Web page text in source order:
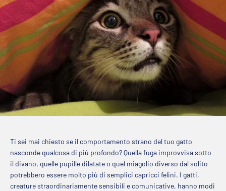
Ti sei mai chiesto se il comportamento strano del tuo gatto
nasconde qualcosa di più profondo? Quella fuga improvvisa sotto
il divano, quelle pupille dilatate o quel miagolio diverso dal solito
potrebbero essere molto più di semplici capricci felini. I gatti,
creature straordinariamente sensibili e comunicative, hanno modi